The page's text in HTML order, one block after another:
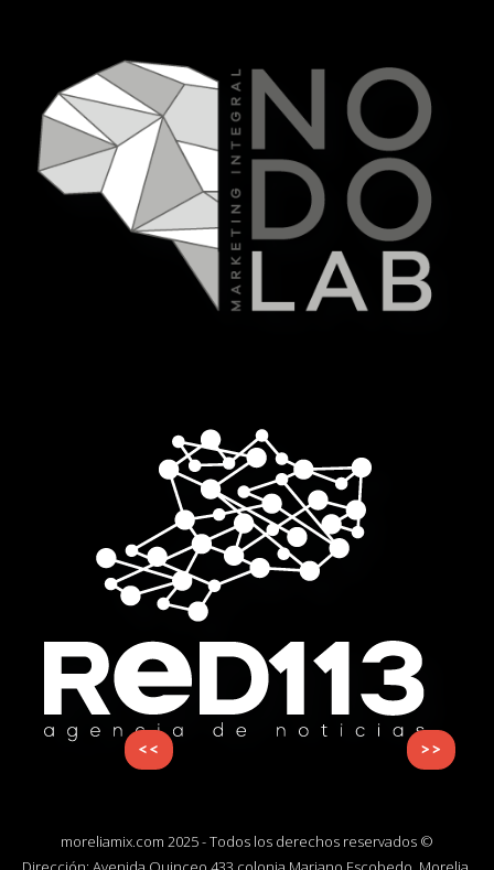
<< >>
moreliamix.com 2025 - Todos los derechos reservados ©